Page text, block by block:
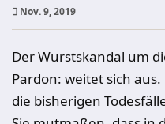
Nov. 9, 2019
Der Wurstskandal um
Pardon: weitet sich
die bisherigen